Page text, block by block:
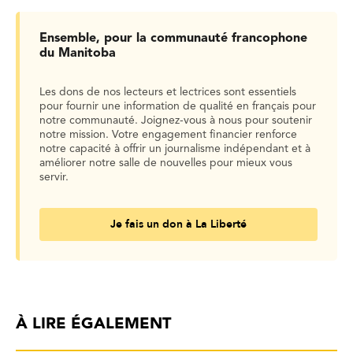
Ensemble, pour la communauté francophone
du Manitoba
Les dons de nos lecteurs et lectrices sont essentiels
pour fournir une information de qualité en français pour
notre communauté. Joignez-vous à nous pour soutenir
notre mission. Votre engagement financier renforce
notre capacité à offrir un journalisme indépendant et à
améliorer notre salle de nouvelles pour mieux vous
servir.
Je fais un don à La Liberté
À LIRE ÉGALEMENT